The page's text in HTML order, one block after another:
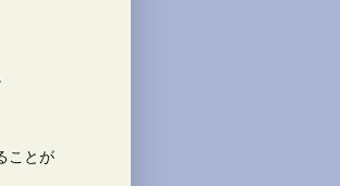
ことが